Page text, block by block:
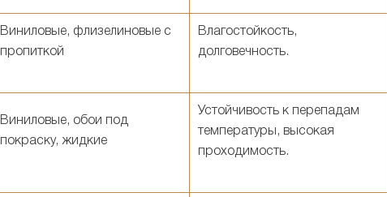
Виниловые, флизелиновые с
пропиткой
Влагостойкость,
долговечность.
Виниловые, обои под
покраску, жидкие
Устойчивость к перепадам
температуры, высокая
проходимость.